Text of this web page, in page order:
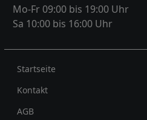
Mo-Fr 09:00 bis 19:00 Uhr
Sa 10:00 bis 16:00 Uhr
Rechtliches
Startseite
Kontakt
AGB